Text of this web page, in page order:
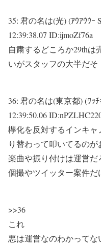
35: 君の名は(光) (ｱｳｱｳｳｰ
12:39:38.07 ID:ijmoZf76a
自粛するどころか29th
いがスタッフの大半だそ
36: 君の名は(東京都) (ﾜｯ
12:39:50.06
欅化を反対するインキ
り替わって叩いてるのが
楽曲や振り付けは運営だ
個撮やツイッター案件だ
>>36
これ
悪は運営なのわかってな